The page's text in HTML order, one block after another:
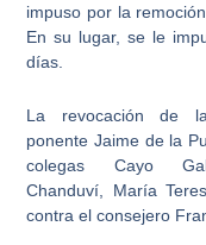
impuso por la
En su lugar, se le
días.
La revocación de
ponente Jaime de la
colegas Cayo
Chanduví, María
contra el consejero